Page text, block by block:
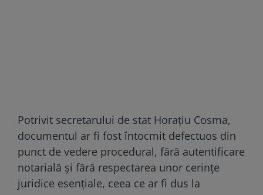
Potrivit secretarului de stat Horațiu Cosma,
documentul ar fi fost întocmit defectuos din
punct de vedere procedural, fără autentificare
notarială și fără respectarea unor cerințe
juridice esențiale, ceea ce ar fi dus la